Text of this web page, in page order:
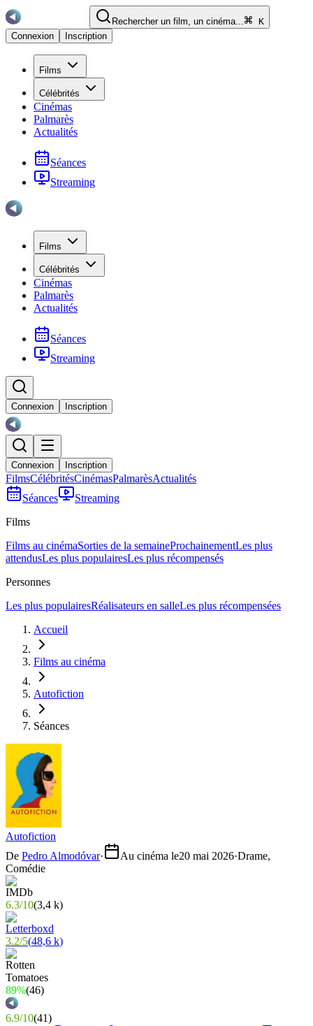
Rechercher un film, un cinéma...
K
Connexion
Inscription
Films
Célébrités
Cinémas
Palmarès
Actualités
Séances
Streaming
Films
Célébrités
Cinémas
Palmarès
Actualités
Séances
Streaming
Connexion Inscription
Connexion Inscription
FilmsCélébritésCinémasPalmarèsActualités
Séances
Streaming
Films
Films au cinémaSorties de la semaineProchainementLes plus
attendusLes plus populairesLes plus récompensés
Personnes
Les plus populairesRéalisateurs en salleLes plus récompensées
Accueil
Films au cinéma
Autofiction
Séances
Autofiction
De Pedro Almodóvar· Au cinéma le20 mai 2026·Drame,
Comédie
6.3/10(3,4 k)
3.2/5(48,6 k)
89%(46)
6.9/10(41)